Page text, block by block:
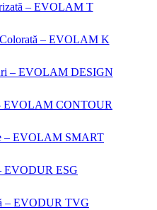
– EVOLAM T
– EVOLAM K
– EVOLAM DESIGN
EVOLAM CONTOUR
– EVOLAM SMART
EVODUR ESG
– EVODUR TVG